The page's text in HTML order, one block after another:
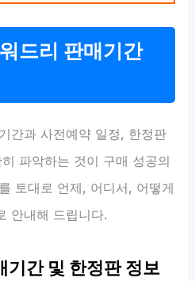
드리 판매기간
간과 사전예약 일정, 한정판
파악하는 것이 구매 성공의
토대로 언제, 어디서, 어떻게
안내해 드립니다.
기간 및 한정판 정보